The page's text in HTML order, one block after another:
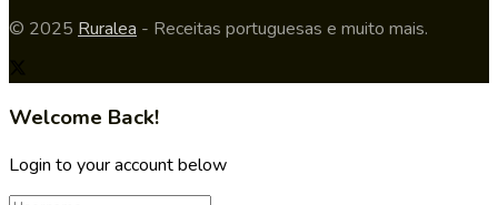
© 2025 Ruralea - Receitas portuguesas e muito mais.
Welcome Back!
Login to your account below